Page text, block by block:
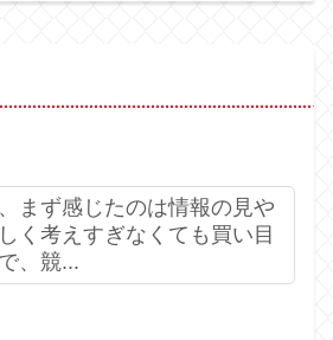
まず感じたのは情報の見や
く考えすぎなくても買い目
、競...